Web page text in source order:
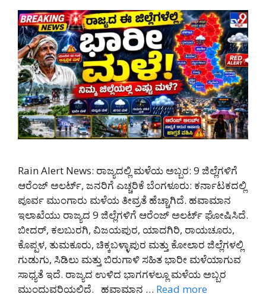
Rain Alert News: ರಾಜ್ಯದಲ್ಲಿ ಮಳೆಯ ಅಬ್ಬರ: 9 ಜಿಲ್ಲೆಗಳಿಗೆ
ಆರೆಂಜ್ ಅಲರ್ಟ್, ಜನರಿಗೆ ಎಚ್ಚರಿಕೆ ಬೆಂಗಳೂರು: ಕರ್ನಾಟಕದಲ್ಲಿ
ಪೂರ್ವ ಮುಂಗಾರು ಮಳೆಯ ತೀವ್ರತೆ ಹೆಚ್ಚಾಗಿದೆ. ಹವಾಮಾನ
ಇಲಾಖೆಯು ರಾಜ್ಯದ 9 ಜಿಲ್ಲೆಗಳಿಗೆ ಆರೆಂಜ್ ಅಲರ್ಟ್ ಘೋಷಿಸಿದೆ.
ಬೀದರ್, ಕಲಬುರಗಿ, ವಿಜಯಪುರ, ಯಾದಗಿರಿ, ರಾಯಚೂರು,
ಕೊಪ್ಪಳ, ತುಮಕೂರು, ಚಿಕ್ಕಬಳ್ಳಾಪುರ ಮತ್ತು ಕೋಲಾರ ಜಿಲ್ಲೆಗಳಲ್ಲಿ
ಗುಡುಗು, ಸಿಡಿಲು ಮತ್ತು ಬಿರುಗಾಳಿ ಸಹಿತ ಭಾರೀ ಮಳೆಯಾಗುವ
ಸಾಧ್ಯತೆ ಇದೆ. ರಾಜ್ಯದ ಉಳಿದ ಭಾಗಗಳಲ್ಲೂ ಮಳೆಯ ಅಬ್ಬರ
ಮುಂದುವರಿಯಲಿದೆ. ಹವಾಮಾನ … Read more